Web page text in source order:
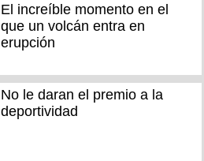
El increíble momento en el
que un volcán entra en
erupción
No le daran el premio a la
deportividad